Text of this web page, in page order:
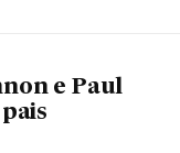
e Paul